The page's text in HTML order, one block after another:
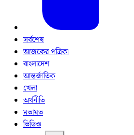
সর্বশেষ
আজকের পত্রিকা
বাংলাদেশ
আন্তর্জাতিক
খেলা
অর্থনীতি
মতামত
ভিডিও